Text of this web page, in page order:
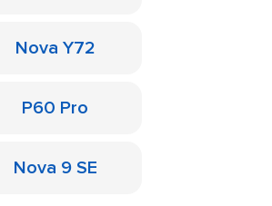
Nova Y72
P60 Pro
Nova 9 SE